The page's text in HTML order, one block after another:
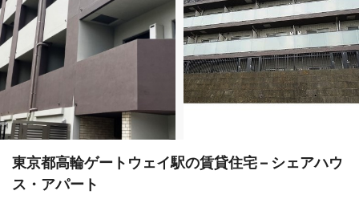
東京都高輪ゲートウェイ駅の賃貸住宅 – シェアハウ
ス・アパート